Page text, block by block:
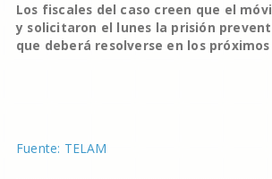
Los fiscales del caso creen que el
y solicitaron el lunes la prisión
que deberá resolverse en los próximos
Fuente: TELAM